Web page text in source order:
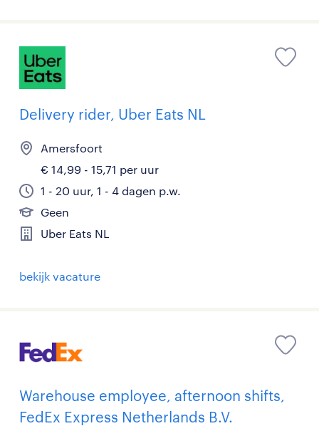
Delivery rider, Uber Eats NL
Amersfoort
€ 14,99 - 15,71 per uur
1 - 20 uur, 1 - 4 dagen p.w.
Geen
Uber Eats NL
bekijk vacature
Warehouse employee, afternoon shifts,
FedEx Express Netherlands B.V.